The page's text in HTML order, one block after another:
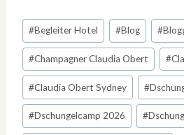
Schlagworte:
#Begleiter Hotel #Blog #
#Champagner Claudia Obert #
#Claudia Obert Sydney #
#Dschungelcamp 2026 #